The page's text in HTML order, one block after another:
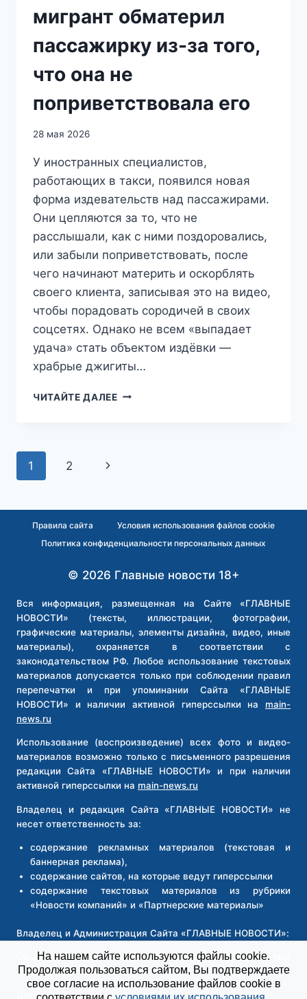
мигрант обматерил
пассажирку из-за того,
что она не
поприветствовала его
28 мая 2026
У иностранных специалистов,
работающих в такси, появился новая
форма издевательств над пассажирами.
Они цепляются за то, что не
расслышали, как с ними поздоровались,
или забыли поприветствовать, после
чего начинают материть и оскорблять
своего клиента, записывая это на видео,
чтобы порадовать сородичей в своих
соцсетях. Однако не всем «выпадает
удача» стать объектом издёвки —
храбрые джигиты…
ЧИТАЙТЕ ДАЛЕЕ«НЕ
ОБМАТЕРИЛ
ПАССАЖИРКУ
ЗА
ЧТО
НЕ
ПОПРИВЕТСТВОВАЛА
ЕГО
Навигация
страницам
1 2
Следующая
Правила сайта
Условия использования файлов cookie
Политика конфиденциальности персональных данных
© 2026 Главные новости 18+
Вся информация, размещенная на Сайте «ГЛАВНЫЕ
НОВОСТИ» (тексты, иллюстрации, фотографии,
графические материалы, элементы дизайна, видео, иные
материалы), охраняется в соответствии с
законодательством РФ. Любое использование текстовых
материалов допускается только при соблюдении правил
перепечатки и при упоминании Сайта «ГЛАВНЫЕ
НОВОСТИ» и наличии активной гиперссылки на main-
news.ru
Использование (воспроизведение) всех фото и видео-
материалов возможно только с письменного разрешения
редакции Сайта «ГЛАВНЫЕ НОВОСТИ» и при наличии
активной гиперссылки на main-news.ru
Владелец и редакция Сайта «ГЛАВНЫЕ НОВОСТИ» не
несет ответственность за:
содержание рекламных материалов (текстовая и
баннерная реклама),
содержание сайтов, на которые ведут гиперссылки
содержание текстовых материалов из рубрики
«Новости компаний» и «Партнерские материалы»
Владелец и Администрация Сайта «ГЛАВНЫЕ НОВОСТИ»:
Общество с ограниченной ответственностью
«Новосибирск Медиа»
Доменное имя:main-news.ru
На нашем сайте используются файлы cookie.
Продолжая пользоваться сайтом, Вы подтверждаете
свое согласие на использование файлов cookie в